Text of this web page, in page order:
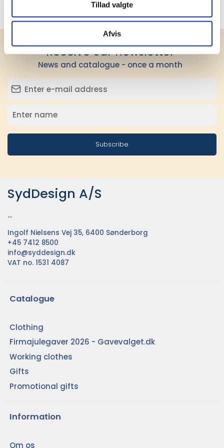
Tillad valgte
Afvis
Receive our newsletter
News and catalogue - once a month
Subscribe
SydDesign A/S
...
Ingolf Nielsens Vej 35, 6400 Sønderborg
+45 7412 8500
info@syddesign.dk
VAT no. 1531 4087
Catalogue
Clothing
Firmajulegaver 2026 - Gavevalget.dk
Working clothes
Gifts
Promotional gifts
Information
Om os